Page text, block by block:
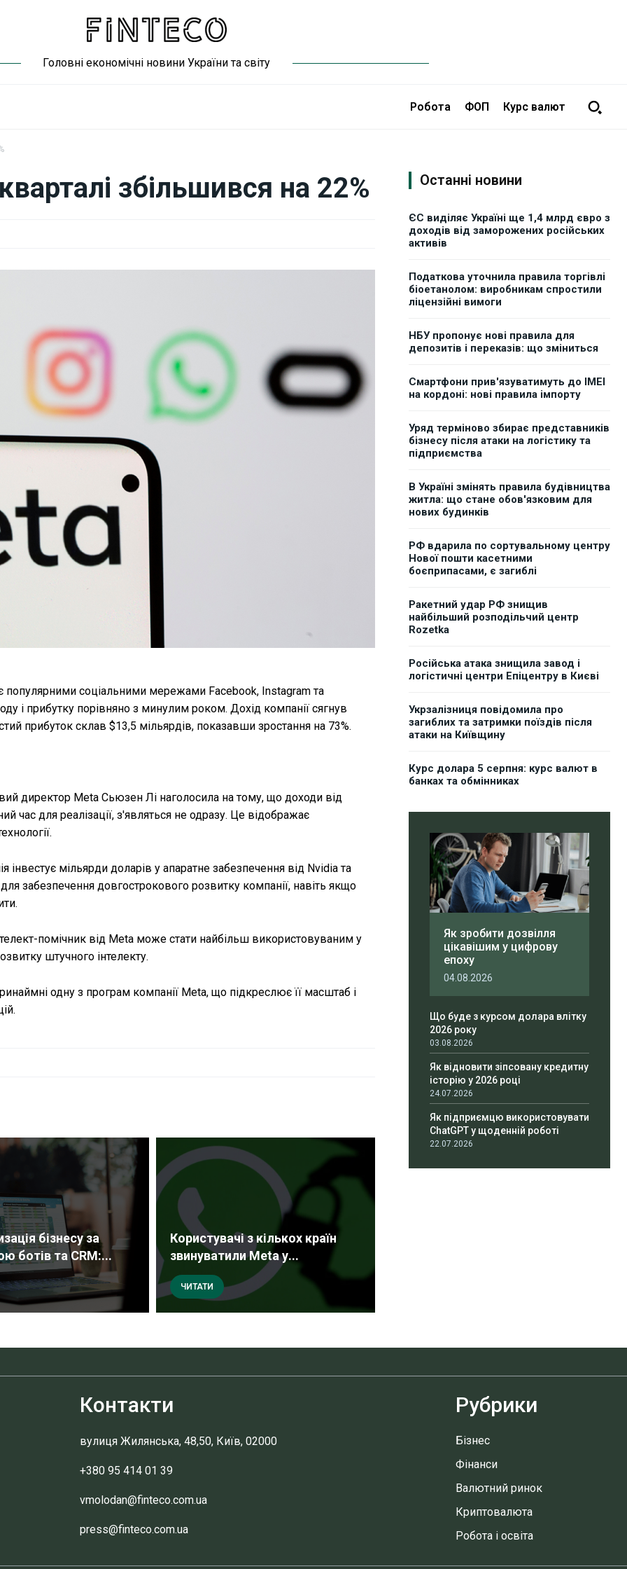
Головні економічні новини України та світу
Робота ФОП Курс валют
збільшився на 22%
популярними соціальними мережами Facebook, Instagram та
і прибутку порівняно з минулим роком. Дохід компанії сягнув
прибуток склав $13,5 мільярдів, показавши зростання на 73%.
директор Meta Сьюзен Лі наголосила на тому, що доходи від
час для реалізації, з'являться не одразу. Це відображає
інвестує мільярди доларів у апаратне забезпечення від Nvidia та
забезпечення довгострокового розвитку компанії, навіть якщо
помічник від Meta може стати найбільш використовуваним у
штучного інтелекту.
одну з програм компанії Meta, що підкреслює її масштаб і
бізнесу за
ботів та CRM:...
Користувачі з кількох країн
звинуватили Meta у...
ЧИТАТИ
Останні новини
ЄС виділяє Україні ще 1,4 млрд євро з
доходів від заморожених російських
активів
Податкова уточнила правила торгівлі
біоетанолом: виробникам спростили
ліцензійні вимоги
НБУ пропонує нові правила для
депозитів і переказів: що зміниться
Смартфони прив'язуватимуть до IMEI
на кордоні: нові правила імпорту
Уряд терміново збирає представників
бізнесу після атаки на логістику та
підприємства
В Україні змінять правила будівництва
житла: що стане обов'язковим для
нових будинків
РФ вдарила по сортувальному центру
Нової пошти касетними
боєприпасами, є загиблі
Ракетний удар РФ знищив
найбільший розподільчий центр
Rozetka
Російська атака знищила завод і
логістичні центри Епіцентру в Києві
Укрзалізниця повідомила про
загиблих та затримки поїздів після
атаки на Київщину
Курс долара 5 серпня: курс валют в
банках та обмінниках
Як зробити дозвілля
цікавішим у цифрову
епоху
04.08.2026
Що буде з курсом долара влітку
2026 року
03.08.2026
Як відновити зіпсовану кредитну
історію у 2026 році
24.07.2026
Як підприємцю використовувати
ChatGPT у щоденній роботі
22.07.2026
Контакти
вулиця Жилянська, 48,50, Київ, 02000
+380 95 414 01 39
vmolodan@finteco.com.ua
press@finteco.com.ua
Рубрики
Бізнес
Фінанси
Валютний ринок
Криптовалюта
Робота і освіта